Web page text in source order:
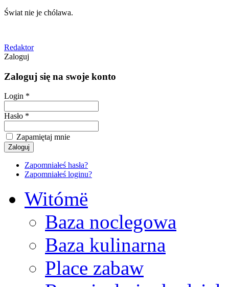
Świat nie je chólawa.
Redaktor
Zaloguj
Zaloguj się na swoje konto
Login *
Hasło *
Zapamiętaj mnie
Zapomniałeś hasła?
Zapomniałeś loginu?
Witómë
Baza noclegowa
Baza kulinarna
Place zabaw